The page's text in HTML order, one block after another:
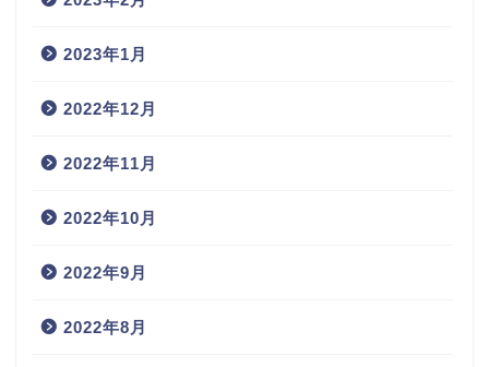
2023年1月
2022年12月
2022年11月
2022年10月
2022年9月
2022年8月